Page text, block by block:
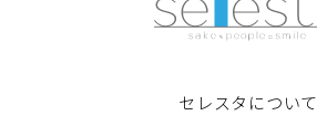
セレスタについて